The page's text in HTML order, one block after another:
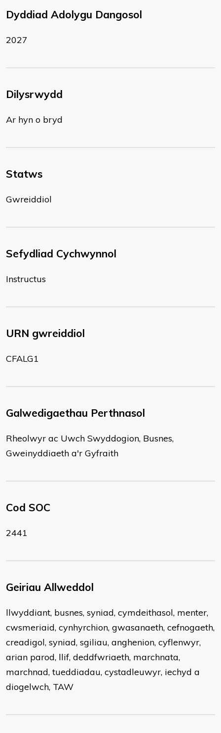
Dyddiad Adolygu Dangosol
2027
Dilysrwydd
Ar hyn o bryd
Statws
Gwreiddiol
Sefydliad Cychwynnol
Instructus
URN gwreiddiol
CFALG1
Galwedigaethau Perthnasol
Rheolwyr ac Uwch Swyddogion, Busnes,
Gweinyddiaeth a'r Gyfraith
Cod SOC
2441
Geiriau Allweddol
llwyddiant, busnes, syniad, cymdeithasol, menter,
cwsmeriaid, cynhyrchion, gwasanaeth, cefnogaeth,
creadigol, syniad, sgiliau, anghenion, cyflenwyr,
arian parod, llif, deddfwriaeth, marchnata,
marchnad, tueddiadau, cystadleuwyr, iechyd a
diogelwch, TAW